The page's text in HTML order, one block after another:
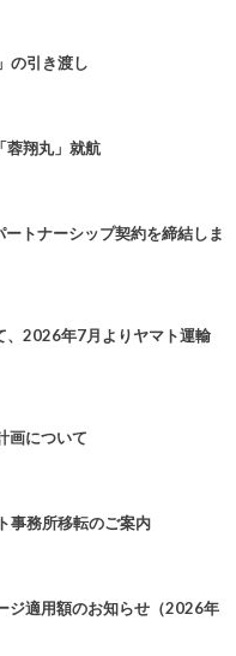
の引き渡し
蓉翔丸」就航
トナーシップ契約を締結しま
、2026年7月よりヤマト運輸
画について
事務所移転のご案内
ジ適用額のお知らせ（2026年